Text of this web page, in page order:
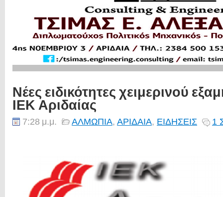
Νέες ειδικότητες χειμερινού
ΙΕΚ Αριδαίας
7:28 μ.μ. ΑΛΜΩΠΙΑ, ΑΡΙΔΑΙΑ, ΕΙΔΗΣΕΙΣ 1